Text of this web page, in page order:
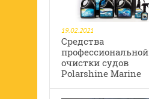
19.02.2021
Средства
профессиональной
очистки судов
Polarshine Marine